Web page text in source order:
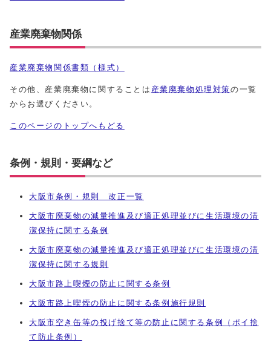
産業廃棄物関係
産業廃棄物関係書類（様式）
その他、産業廃棄物に関することは 産業廃棄物処理対策の一覧
からお選びください。
このページのトップへもどる
条例・規則・要綱など
大阪市条例・規則 改正一覧
大阪市廃棄物の減量推進及び適正処理並びに生活環境の清
潔保持に関する条例
大阪市廃棄物の減量推進及び適正処理並びに生活環境の清
潔保持に関する規則
大阪市路上喫煙の防止に関する条例
大阪市路上喫煙の防止に関する条例施行規則
大阪市空き缶等の投げ捨て等の防止に関する条例（ポイ捨
て防止条例）